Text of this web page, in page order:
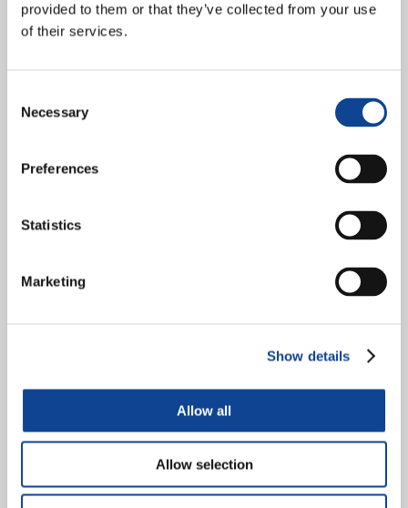
provided to them or that they’ve collected from your use
of their services.
Selection
Necessary
Preferences
Statistics
Marketing
Show details
Allow all
Allow selection
Dottrina sociale della Chiesa, nello spirito della fraternità universale
I vari membri del Forum delle ONG di...
Parigi, 15 novembre 2016 –
Reinventare la pace Educare ad un umanesimo basato sull’unità
della famiglia umana Martedì, 15 novembre 2016 dalle 9,30 alle